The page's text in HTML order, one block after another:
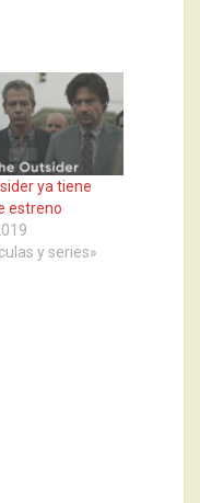
ya tiene
estreno
y series»